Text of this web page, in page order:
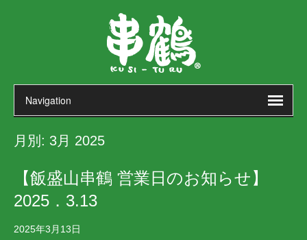
月別: 3月 2025
【飯盛山串鶴 営業日のお知らせ】
2025．3.13
2025年3月13日